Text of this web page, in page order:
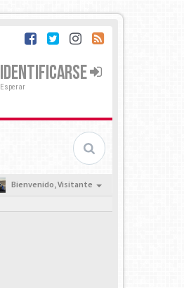
IDENTIFICARSE
Esperar
Bienvenido,Visitante